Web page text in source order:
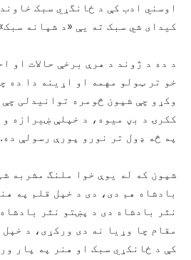
اوسني ادب کې د ځانگړي سبک
کیدای شي سبک ته یې «د شپانه
د ده د ژوند د هرې برخې حالات او
خو تر ټولو مهمه او اړینه دا ده
وکړو چې شپون څومره توانیدلی
ککرۍ د بڼ میوه، د خپلې ښیرازه
په څه ډول تر نورو پورې رسولې ده.
شپون که له یوې خوا ملنگ مشربه
بادشاه هم دی، دی د خپل قلم په
نثر بادشاه دی د پښتو نثر
مقام چا وړیا نه دی ورکړی، د
کې د ځانكړي سبک او هنر په پار